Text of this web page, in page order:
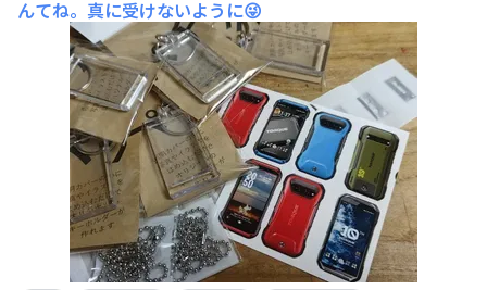
んてね。真に受けないように😜